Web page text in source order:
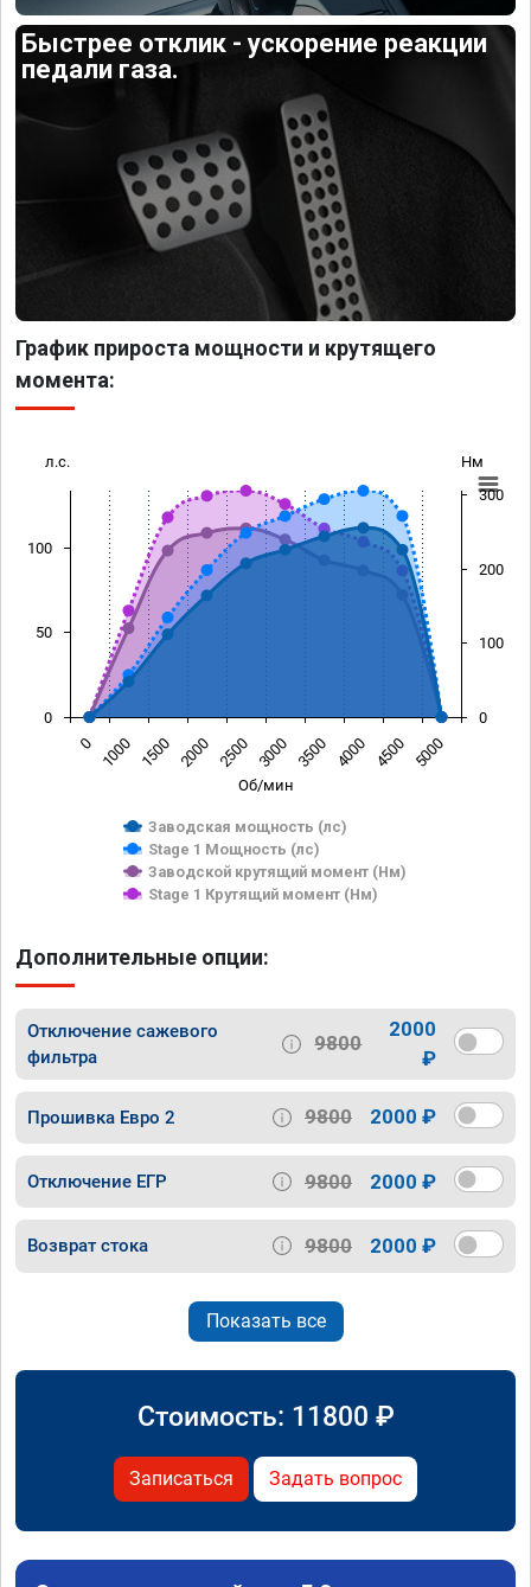
Быстрее отклик - ускорение реакции
педали газа.
График прироста мощности и крутящего
момента:
Об/мин
л.с. Нм
Заводская мощность (лс)
Stage 1 Мощность (лс)
Заводской крутящий момент (Нм)
Stage 1 Крутящий момент (Нм)
0 1000 1500 2000 2500 3000 3500 4000 4500 5000
0
50
100
0
100
200
300
Дополнительные опции:
Отключение сажевого
фильтра
9800
2000
₽
Прошивка Евро 2 9800 2000 ₽
Отключение ЕГР 9800 2000 ₽
Возврат стока 9800 2000 ₽
Показать все
Стоимость: 11800 ₽
Записаться Задать вопрос